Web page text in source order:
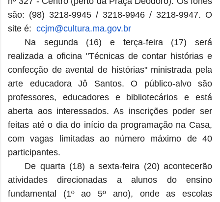
são: (98) 3218-9945 / 3218-9946 / 3218-9947. O
site é: ccjm@cultura.ma.gov.br
Na segunda (16) e terça-feira (17) será
realizada a oficina "Técnicas de contar histórias e
confecção de avental de histórias" ministrada pela
arte educadora Jô Santos. O público-alvo são
professores, educadores e bibliotecários e está
aberta aos interessados. As inscrições poder ser
feitas até o dia do início da programação na Casa,
com vagas limitadas ao número máximo de 40
participantes.
De quarta (18) a sexta-feira (20) acontecerão
atividades direcionadas a alunos do ensino
fundamental (1º ao 5º ano), onde as escolas